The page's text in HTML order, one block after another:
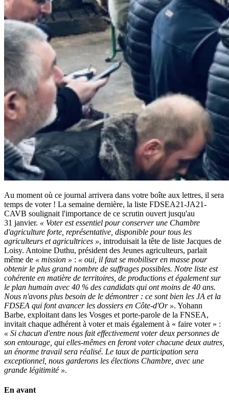
Au moment où ce journal arrivera dans votre boîte aux lettres, il sera
temps de voter ! La semaine dernière, la liste FDSEA21-JA21-
CAVB soulignait l'importance de ce scrutin ouvert jusqu'au
31 janvier. « Voter est essentiel pour conserver une Chambre
d'agriculture forte, représentative, disponible pour tous les
agriculteurs et agricultrices », introduisait la tête de liste Jacques de
Loisy. Antoine Duthu, président des Jeunes agriculteurs, parlait
même de « mission » : « oui, il faut se mobiliser en masse pour
obtenir le plus grand nombre de suffrages possibles. Notre liste est
cohérente en matière de territoires, de productions et également sur
le plan humain avec 40 % des candidats qui ont moins de 40 ans.
Nous n'avons plus besoin de le démontrer : ce sont bien les JA et la
FDSEA qui font avancer les dossiers en Côte-d'Or ». Yohann
Barbe, exploitant dans les Vosges et porte-parole de la FNSEA,
invitait chaque adhérent à voter et mais également à « faire voter » :
« Si chacun d'entre nous fait effectivement voter deux personnes de
son entourage, qui elles-mêmes en feront voter chacune deux autres,
un énorme travail sera réalisé. Le taux de participation sera
exceptionnel, nous garderons les élections Chambre, avec une
grande légitimité ».
En avant